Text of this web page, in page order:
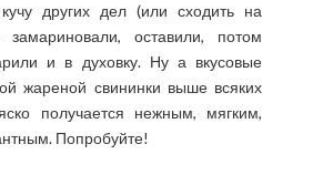
других дел (или сходить на
оставили, потом
и в духовку. Ну а вкусовые
жареной свининки выше всяких
получается нежным, мягким,
Попробуйте!